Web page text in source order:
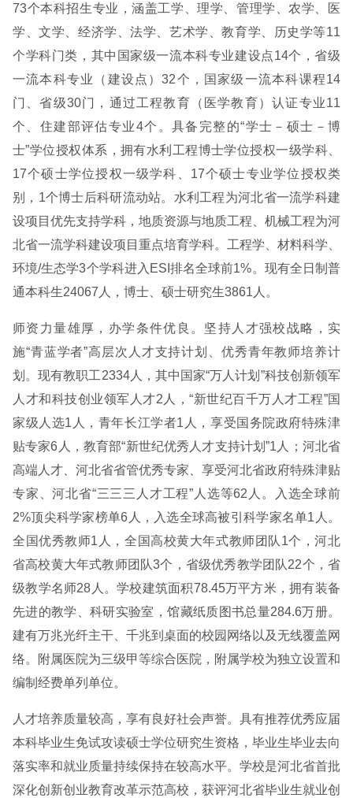
73个本科招生专业，涵盖工学、理学、管理学、农学、医
学、文学、经济学、法学、艺术学、教育学、历史学等11
个学科门类，其中国家级一流本科专业建设点14个，省级
一流本科专业（建设点）32个，国家级一流本科课程14
门、省级30门，通过工程教育（医学教育）认证专业11
个、住建部评估专业4个。具备完整的“学士－硕士－博
士”学位授权体系，拥有水利工程博士学位授权一级学科、
17个硕士学位授权一级学科、17个硕士专业学位授权类
别，1个博士后科研流动站。水利工程为河北省一流学科建
设项目优先支持学科，地质资源与地质工程、机械工程为河
北省一流学科建设项目重点培育学科。工程学、材料科学、
环境/生态学3个学科进入ESI排名全球前1%。现有全日制普
通本科生24067人，博士、硕士研究生3861人。
师资力量雄厚，办学条件优良。坚持人才强校战略，实
施“青蓝学者”高层次人才支持计划、优秀青年教师培养计
划。现有教职工2334人，其中国家“万人计划”科技创新领军
人才和科技创业领军人才2人，“新世纪百千万人才工程”国
家级人选1人，青年长江学者1人，享受国务院政府特殊津
贴专家6人，教育部“新世纪优秀人才支持计划”1人；河北省
高端人才、河北省省管优秀专家、享受河北省政府特殊津贴
专家、河北省“三三三人才工程”人选等62人。入选全球前
2%顶尖科学家榜单6人，入选全球高被引科学家名单1人。
全国优秀教师1人，全国高校黄大年式教师团队1个，河北
省高校黄大年式教师团队3个，省级优秀教学团队22个，省
级教学名师28人。学校建筑面积78.45万平方米，拥有装备
先进的教学、科研实验室，馆藏纸质图书总量284.6万册。
建有万兆光纤主干、千兆到桌面的校园网络以及无线覆盖网
络。附属医院为三级甲等综合医院，附属学校为独立设置和
编制经费单列单位。
人才培养质量较高，享有良好社会声誉。具有推荐优秀应届
本科毕业生免试攻读硕士学位研究生资格，毕业生毕业去向
落实率和就业质量持续保持在较高水平。学校是河北省首批
深化创新创业教育改革示范高校，获评河北省毕业生就业创